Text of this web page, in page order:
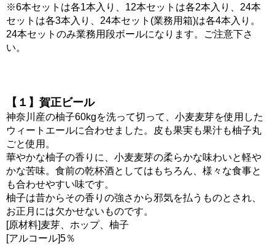
※6本セットは各1本入り、12本セットは各2本入り、24本
セットは各3本入り、24本セット(業務用箱)は各4本入り。
24本セットのみ業務用段ボールになります。ご注意下さ
い。
【１】賀正ビール
神奈川産の柚子60kgを洗って切って、小麦麦芽を使用した
ウィートエールに合わせました。皮も果実も果汁も柚子丸
ごと使用。
華やかな柚子の香りに、小麦麦芽の柔らかな味わいと軽や
かな苦味。食前の乾杯酒としてはもちろん、様々な食事と
も合わせやすい味です。
柚子は昔からその香りの強さから邪気を払うものとされ、
お正月には欠かせないものです。
[原材料]麦芽、ホップ、柚子
[アルコール]5％